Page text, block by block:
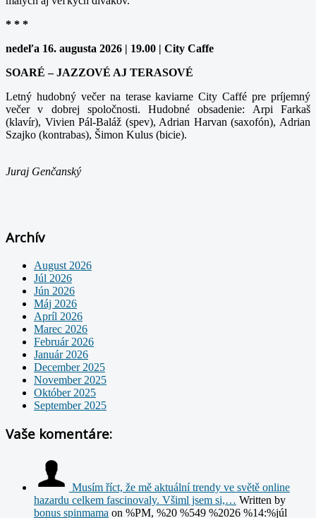
* * *
nedeľa 16. augusta 2026 | 19.00 | City Caffe
SOARÉ – JAZZOVÉ AJ TERASOVÉ
Letný hudobný večer na terase kaviarne City Caffé pre príjemný
večer v dobrej spoločnosti. Hudobné obsadenie: Arpi Farkaš
(klavír), Vivien Pál-Baláž (spev), Adrian Harvan (saxofón), Adrian
Szajko (kontrabas), Šimon Kulus (bicie).
Juraj Genčanský
Archív
August 2026
Júl 2026
Jún 2026
Máj 2026
Apríl 2026
Marec 2026
Február 2026
Január 2026
December 2025
November 2025
Október 2025
September 2025
Vaše komentáre:
Musím říct, že mě aktuální trendy ve světě online
hazardu celkem fascinovaly. Všiml jsem si,… Written by
bonus spinmama on %PM, %20 %549 %2026 %14:%júl